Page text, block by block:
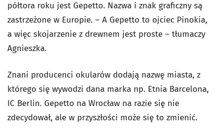
półtora roku jest Gepetto. Nazwa i znak graficzny są
zastrzeżone w Europie. – A Gepetto to ojciec Pinokia,
a więc skojarzenie z drewnem jest proste – tłumaczy
Agnieszka.
Znani producenci okularów dodają nazwę miasta, z
którego się wywodzi dana marka np. Etnia Barcelona,
IC Berlin. Gepetto na Wrocław na razie się nie
zdecydował, ale w przyszłości może się to zmienić.